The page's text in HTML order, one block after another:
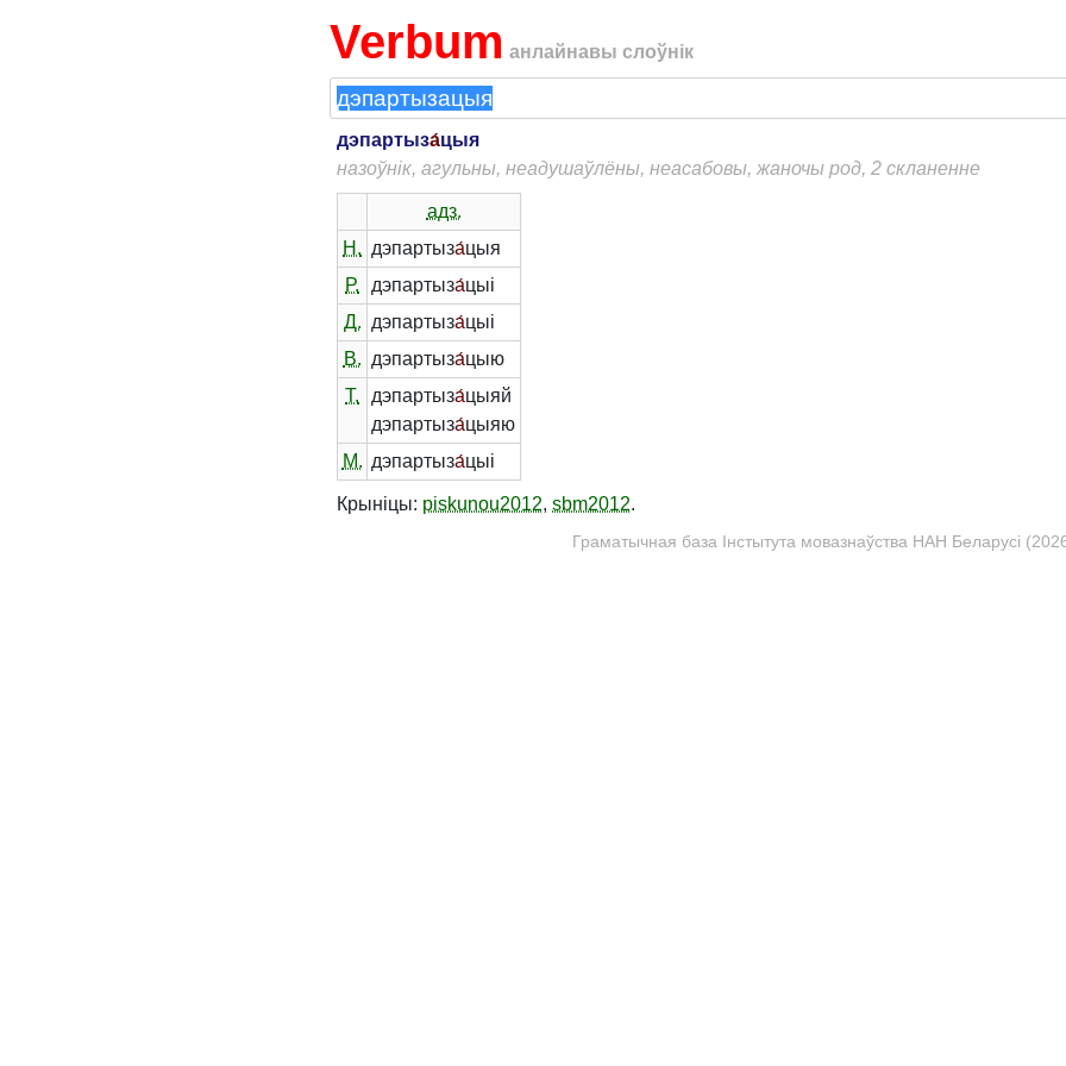
Verbum анлайнавы слоўнік
дэпартыза́цыя
назоўнік, агульны, неадушаўлёны, неасабовы, жаночы род, 2 скланенне
адз.
Н. дэпартыза́цыя
Р.
дэпартыза́цыі
Д. дэпартыза́цыі
В. дэпартыза́цыю
Т.
дэпартыза́цыяй
дэпартыза́цыяю
М. дэпартыза́цыі
Крыніцы: piskunou2012, sbm2012.
Граматычная база Інстытута мовазнаўства НАН Беларусі